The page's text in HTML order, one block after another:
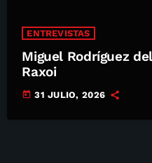
ENTREVISTAS
Miguel Rodríguez
Raxoi
today 31 JULIO, 2026